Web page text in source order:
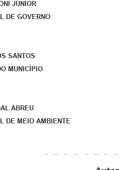
JÚNIOR
DE GOVERNO
SANTOS
MUNICÍPIO
ABREU
DE MEIO AMBIENTE